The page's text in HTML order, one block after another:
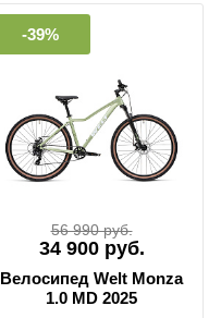
-39%
56 990 руб.
34 900 руб.
Велосипед Welt Monza
1.0 MD 2025